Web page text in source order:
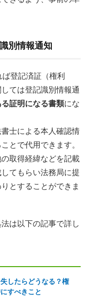
別情報通知
登記済証（権利
ては登記識別情報通
証明になる書類にな
士による本人確認情
とで代用できます。
取得経緯などを記載
てもらい法務局に提
とすることができま
は以下の記事で詳し
したらどうなる？権
すべきこと